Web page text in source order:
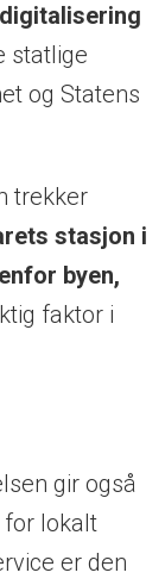
statlige
og Statens
trekker
stasjon i
byen,
faktor i
gir også
for lokalt
er den